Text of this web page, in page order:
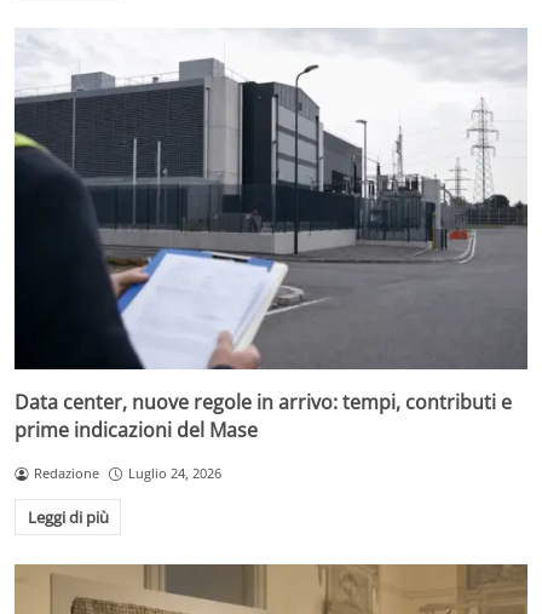
Data center, nuove regole in arrivo: tempi, contributi e
prime indicazioni del Mase
Redazione Luglio 24, 2026
Leggi di più